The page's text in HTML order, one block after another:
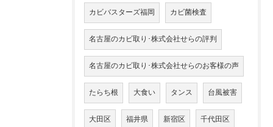
カビバスターズ福岡 カビ菌検査
名古屋のカビ取り･株式会社せらの評判
名古屋のカビ取り･株式会社せらのお客様の声
たらち根 大食い タンス 台風被害
大田区 福井県 新宿区 千代田区